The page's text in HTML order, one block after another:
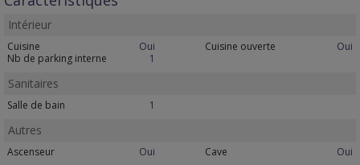
Intérieur
Cuisine Oui Cuisine ouverte
Oui
Nb de parking interne
1
Sanitaires
Salle de bain 1
Autres
Ascenseur Oui Cave Oui